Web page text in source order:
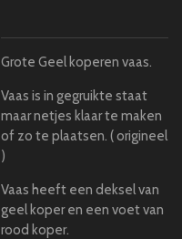
Grote Geel koperen vaas.
Vaas is in gegruikte staat
maar netjes klaar te maken
of zo te plaatsen. ( origineel
)
Vaas heeft een deksel van
geel koper en een voet van
rood koper.